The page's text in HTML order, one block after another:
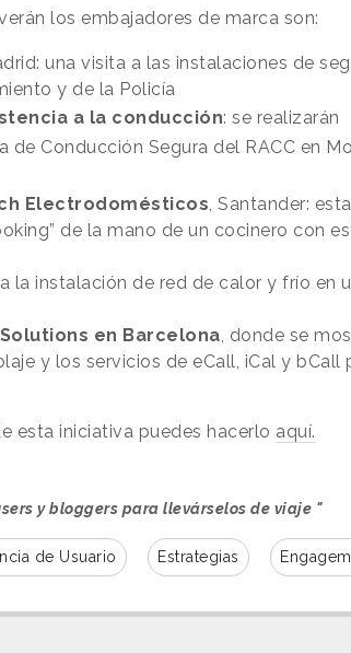
los embajadores de marca son:
una visita a las instalaciones de
y de la Policía
a la conducción: se realizarán
de Conducción Segura del RACC en
Electrodomésticos , Santander: esta
de la mano de un cocinero con
la instalación de red de calor y frío en
en Barcelona , donde se
y los servicios de eCall, iCal y bCall
esta iniciativa puedes hacerlo aquí.
y bloggers para llevárselos de viaje "
de Usuario Estrategias